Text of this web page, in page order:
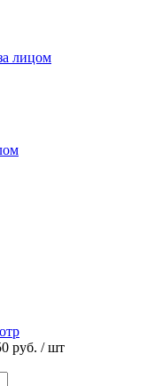
лицом
руб. / шт